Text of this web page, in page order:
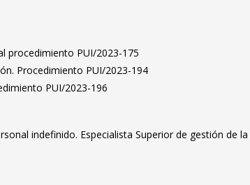
procedimiento PUI/2023-175
Procedimiento PUI/2023-194
PUI/2023-196
indefinido. Especialista Superior de gestión de la